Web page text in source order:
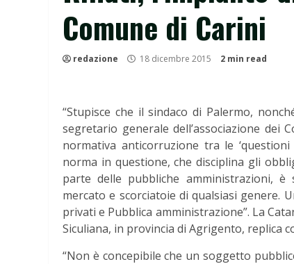
Comune di Carini
redazione 18 dicembre 2015 2 min read
“Stupisce che il sindaco di Palermo,
segretario generale dell’associazione dei
normativa anticorruzione tra le
norma in questione, che disciplina gli
parte delle pubbliche amministrazioni,
mercato e scorciatoie di qualsiasi genere.
privati e Pubblica amministrazione”. La
Siculiana, in provincia di Agrigento, replica
“Non è concepibile che un soggetto